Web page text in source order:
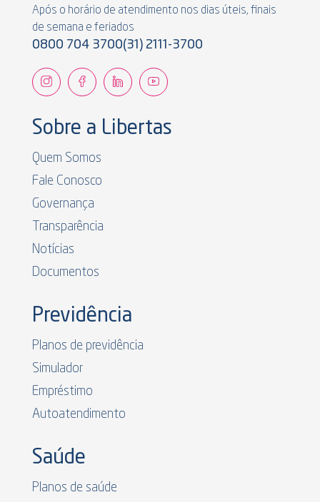
Após o horário de atendimento nos dias úteis, finais
de semana e feriados
0800 704 3700(31) 2111-3700
Sobre a Libertas
Quem Somos
Fale Conosco
Governança
Transparência
Notícias
Documentos
Previdência
Planos de previdência
Simulador
Empréstimo
Autoatendimento
Saúde
Planos de saúde